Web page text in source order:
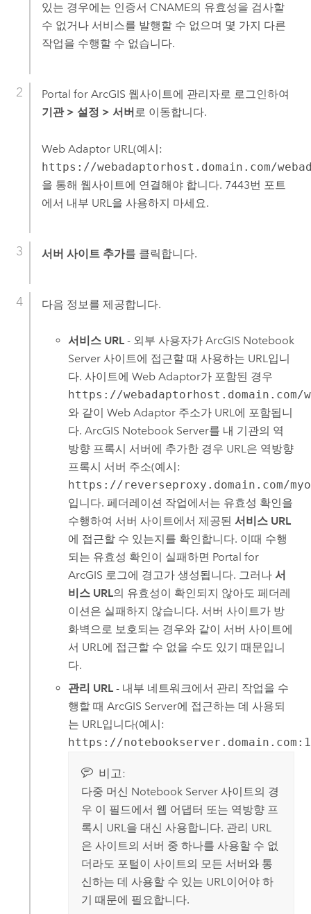
있는 경우에는 인증서 CNAME의 유효성을 검사할
수 없거나 서비스를 발행할 수 없으며 몇 가지 다른
작업을 수행할 수 없습니다.
Portal for ArcGIS 웹사이트에 관리자로 로그인하여
기관 > 설정 > 서버 로 이동합니다.
Web Adaptor URL(예시:
https://webadaptorhost.domain.com/
을 통해 웹사이트에 연결해야 합니다. 7443번 포트
에서 내부 URL을 사용하지 마세요.
서버 사이트 추가를 클릭합니다.
다음 정보를 제공합니다.
서비스 URL - 외부 사용자가ArcGIS Notebook
Server 사이트에 접근할 때 사용하는 URL입니
다. 사이트에 Web Adaptor가 포함된 경우
https://webadaptorhost.domain.com/
와 같이 Web Adaptor 주소가 URL에 포함됩니
다.ArcGIS Notebook Server를 내 기관의 역
방향 프록시 서버에 추가한 경우 URL은 역방향
프록시 서버 주소(예시:
https://reverseproxy.domain.com/
입니다. 페더레이션 작업에서는 유효성 확인을
수행하여 서버 사이트에서 제공된서비스 URL
에 접근할 수 있는지를 확인합니다. 이때 수행
되는 유효성 확인이 실패하면 Portal for
ArcGIS 로그에 경고가 생성됩니다. 그러나서
비스 URL의 유효성이 확인되지 않아도 페더레
이션은 실패하지 않습니다. 서버 사이트가 방
화벽으로 보호되는 경우와 같이 서버 사이트에
서 URL에 접근할 수 없을 수도 있기 때문입니
다.
관리 URL - 내부 네트워크에서 관리 작업을 수
행할 때ArcGIS Server에 접근하는 데 사용되
는 URL입니다(예시:
https://
비고:
다중 머신 Notebook Server 사이트의 경
우 이 필드에서 웹 어댑터 또는 역방향 프
록시 URL을 대신 사용합니다. 관리 URL
은 사이트의 서버 중 하나를 사용할 수 없
더라도 포털이 사이트의 모든 서버와 통
신하는 데 사용할 수 있는 URL이어야 하
기 때문에 필요합니다.